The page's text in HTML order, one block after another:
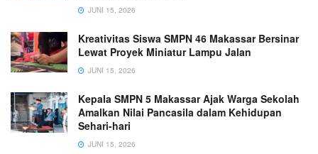
JUNI 15, 2026
Kreativitas Siswa SMPN 46 Makassar Bersinar
Lewat Proyek Miniatur Lampu Jalan
JUNI 15, 2026
Kepala SMPN 5 Makassar Ajak Warga Sekolah
Amalkan Nilai Pancasila dalam Kehidupan
Sehari-hari
JUNI 15, 2026